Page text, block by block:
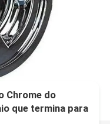
Chrome do
que termina para